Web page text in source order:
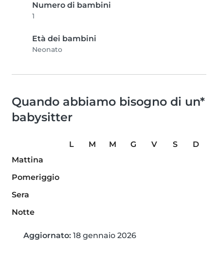
Numero di bambini
1
Età dei bambini
Neonato
Quando abbiamo bisogno di un*
babysitter
L M M G V S
D
Mattina
Pomeriggio
Sera
Notte
Aggiornato: 18 gennaio 2026